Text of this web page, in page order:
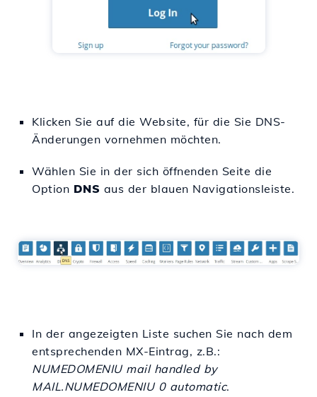
Klicken Sie auf die Website, für die Sie DNS-
Änderungen vornehmen möchten.
Wählen Sie in der sich öffnenden Seite die
Option DNS aus der blauen Navigationsleiste.
In der angezeigten Liste suchen Sie nach dem
entsprechenden MX-Eintrag, z.B.:
NUMEDOMENIU mail handled by
MAIL.NUMEDOMENIU 0 automatic.